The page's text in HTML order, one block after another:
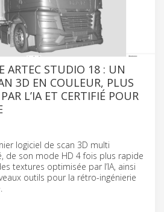
ARTEC STUDIO 18 : UN
3D EN COULEUR, PLUS
L’IA ET CERTIFIÉ POUR
logiciel de scan 3D multi
de son mode HD 4 fois plus rapide
textures optimisée par l’IA, ainsi
outils pour la rétro-ingénierie